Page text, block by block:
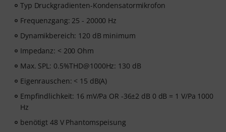
Typ Druckgradienten-Kondensatormikrofon
Frequenzgang: 25 - 20000 Hz
Dynamikbereich: 120 dB minimum
Impedanz: < 200 Ohm
Max. SPL: 0.5%THD@1000Hz: 130 dB
Eigenrauschen: < 15 dB(A)
Empfindlichkeit: 16 mV/Pa OR -36±2 dB 0 dB = 1 V/Pa 1000
Hz
benötigt 48 V Phantomspeisung